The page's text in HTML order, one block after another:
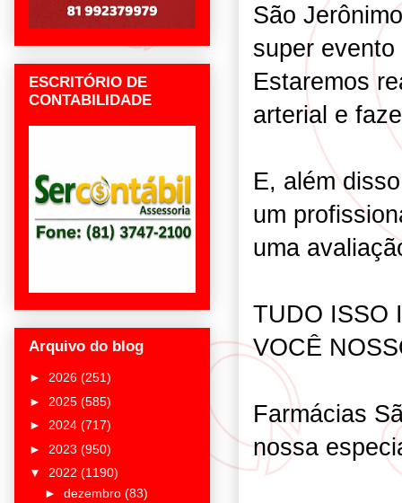
São
super
Estaremos
arterial e
E, além
um
uma
TUDO ISSO
VOCÊ
Farmácias
nossa
ESCRITÓRIO DE
CONTABILIDADE
Arquivo do blog
► 2026 (251)
► 2025 (585)
► 2024 (717)
► 2023 (950)
▼ 2022 (1190)
► dezembro (83)